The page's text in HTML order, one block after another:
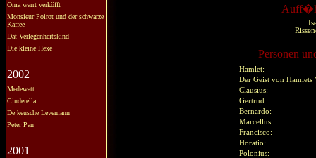
Oma warrt verköfft
Monsieur Poirot und der schwarze
Kaffee
Dat Verlegenheitskind
Die kleine Hexe
2002
Medewatt
Cinderella
De keusche Levemann
Peter Pan
2001
Personen
Hamlet:
Der Geist von
Clausius:
Gertrud:
Bernardo:
Marcellus:
Francisco:
Horatio:
Polonius: